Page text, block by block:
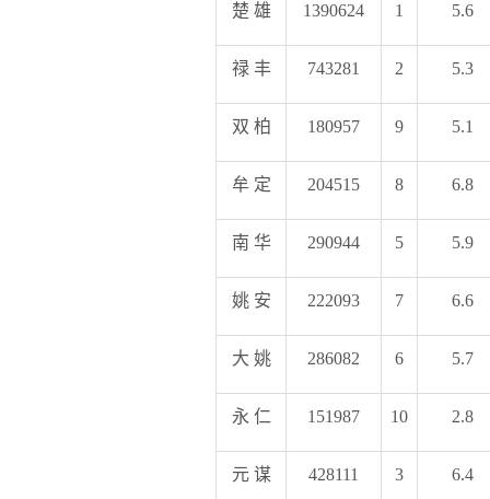
楚 雄 1390624 1 5.6
禄 丰 743281 2 5.3
双 柏 180957 9 5.1
牟 定 204515 8 6.8
南 华 290944 5 5.9
姚 安 222093 7 6.6
大 姚 286082 6 5.7
永 仁 151987 10 2.8
元 谋 428111 3 6.4